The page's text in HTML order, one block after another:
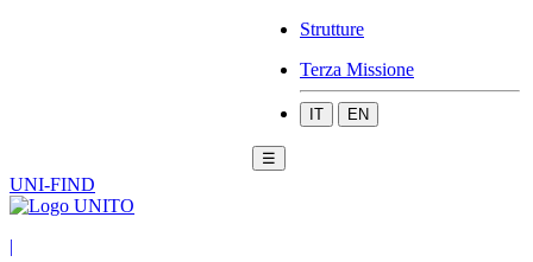
Strutture
Terza Missione
IT EN
☰
UNI-FIND
|